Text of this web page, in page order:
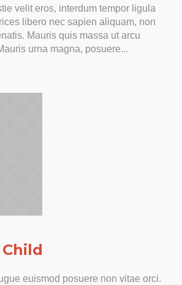
velit eros, interdum tempor ligula
libero nec sapien aliquam, non
Mauris quis massa ut arcu
urna magna, posuere...
euismod posuere non vitae orci.